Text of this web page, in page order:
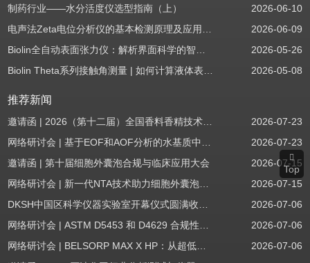
制药行业——水分活度仪选型指南（上）
2026-06-10
电声法Zeta电位分析仪的基本检测原理及应用场景
2026-06-09
Biolin全自动表面张力仪：解析界面科学的智能之眼
2026-05-26
Biolin Theta系列接触角测量 | 如何计算液体表面张力分量
2026-05-08
推荐新闻
邀请函 | 2026（第十二届）全国香料香精技术交流年会
2026-07-23
网络研讨会 | 基于EOF和AOF分析的水基质中PFAS筛查
2026-07-23
邀请函 | 第十届细胞外囊泡合规与临床应用大会
2026-07-15
网络研讨会 | 新一代NTA技术助力细胞外囊泡质量评估与工艺开发
2026-07-15
DKSH中国区科学仪器实验室开幕仪式圆满收官！
2026-07-06
网络研讨会 | ASTM D5453 和 D4629 合规性：无需妥协
2026-07-06
网络研讨会 | BELSORP MAX X HP：从超低压物理吸附到高压吸附
2026-07-06
Top